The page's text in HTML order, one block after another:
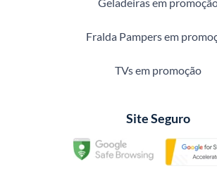
Fralda Pampers em
TVs em promoção
Site Seguro